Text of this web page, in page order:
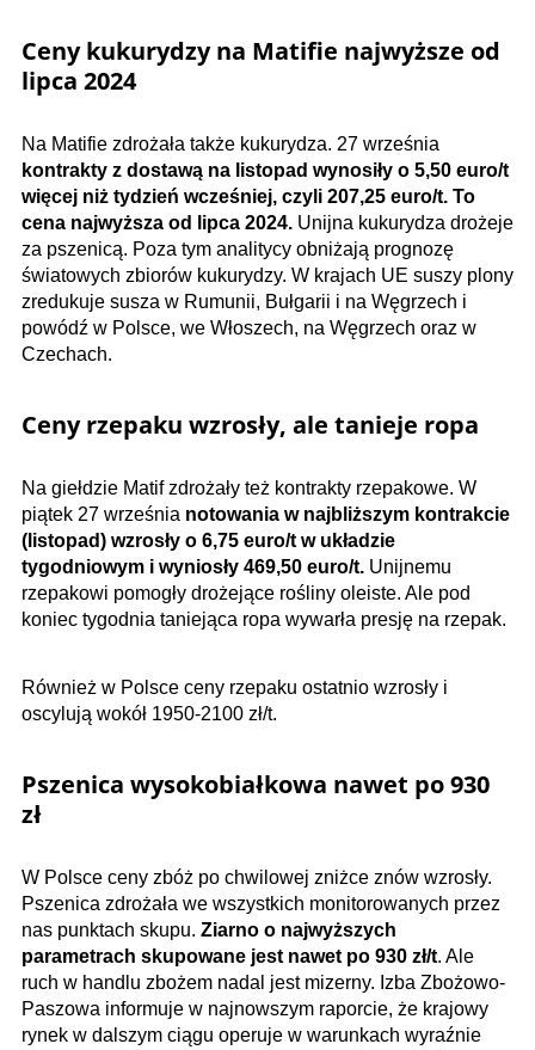
Ceny kukurydzy na Matifie najwyższe od
lipca 2024
Na Matifie zdrożała także kukurydza. 27 września
kontrakty z dostawą na listopad wynosiły o 5,50 euro/t
więcej niż tydzień wcześniej, czyli 207,25 euro/t. To
cena najwyższa od lipca 2024. Unijna kukurydza drożeje
za pszenicą. Poza tym analitycy obniżają prognozę
światowych zbiorów kukurydzy. W krajach UE suszy plony
zredukuje susza w Rumunii, Bułgarii i na Węgrzech i
powódź w Polsce, we Włoszech, na Węgrzech oraz w
Czechach.
Ceny rzepaku wzrosły, ale tanieje ropa
Na giełdzie Matif zdrożały też kontrakty rzepakowe. W
piątek 27 września notowania w najbliższym kontrakcie
(listopad) wzrosły o 6,75 euro/t w układzie
tygodniowym i wyniosły 469,50 euro/t. Unijnemu
rzepakowi pomogły drożejące rośliny oleiste. Ale pod
koniec tygodnia taniejąca ropa wywarła presję na rzepak.
Również w Polsce ceny rzepaku ostatnio wzrosły i
oscylują wokół 1950-2100 zł/t.
Pszenica wysokobiałkowa nawet po 930
zł
W Polsce ceny zbóż po chwilowej zniżce znów wzrosły.
Pszenica zdrożała we wszystkich monitorowanych przez
nas punktach skupu. Ziarno o najwyższych
parametrach skupowane jest nawet po 930 zł/t. Ale
ruch w handlu zbożem nadal jest mizerny. Izba Zbożowo-
Paszowa informuje w najnowszym raporcie, że krajowy
rynek w dalszym ciągu operuje w warunkach wyraźnie